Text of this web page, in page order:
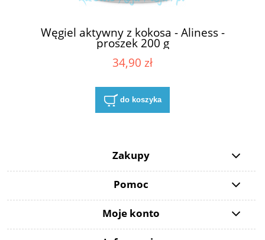
Węgiel aktywny z kokosa - Aliness -
proszek 200 g
34,90 zł
do koszyka
Zakupy
Pomoc
Moje konto